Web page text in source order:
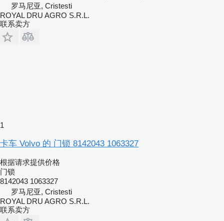
罗马尼亚, Cristesti
ROYAL DRU AGRO S.R.L.
联系卖方
1
卡车 Volvo 的 门锁 8142043 1063327
根据请求提供价格
门锁
8142043 1063327
罗马尼亚, Cristesti
ROYAL DRU AGRO S.R.L.
联系卖方